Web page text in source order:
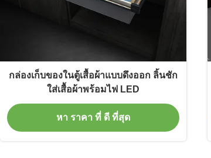
กล่องเก็บของในตู้เสื้อผ้าแบบดึงออก ลิ้นชัก
ใส่เสื้อผ้าพร้อมไฟ LED
หา ราคา ที่ ดี ที่สุด